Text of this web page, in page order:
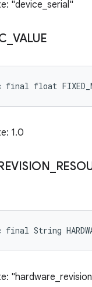
"device_serial"
VALUE
float
1.0
String